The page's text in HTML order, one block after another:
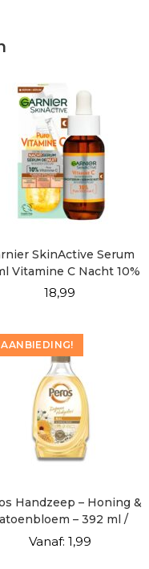
SkinActive Serum
Vitamine C Nacht 10%
18,99
AANBIEDING!
Handzeep – Honing &
– 392 ml /
400gr
Vanaf: 1,99